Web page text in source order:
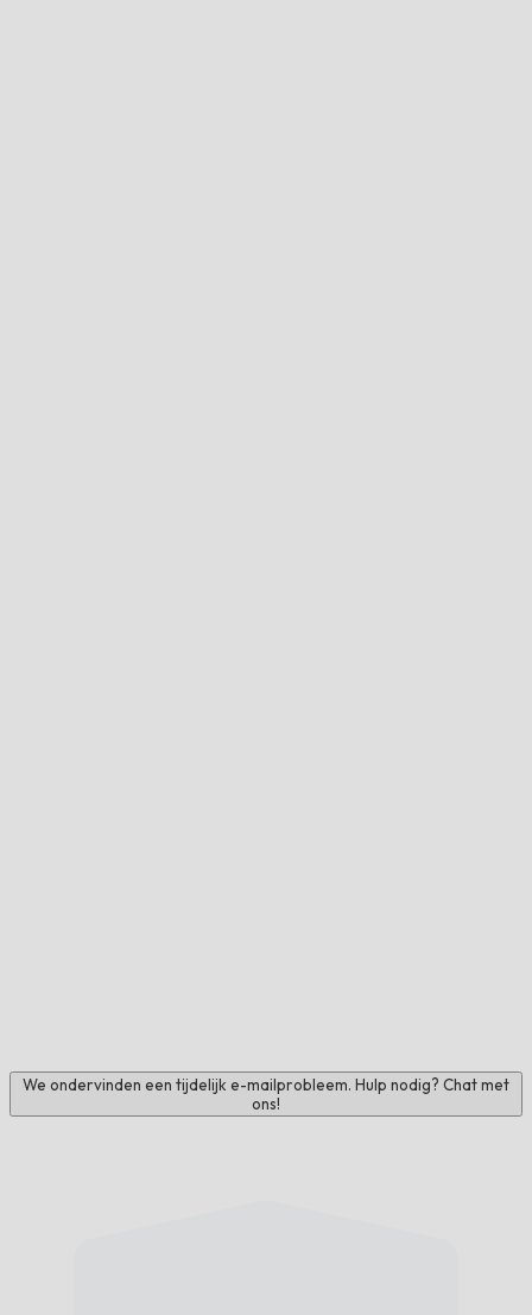
We ondervinden een tijdelijk e-mailprobleem. Hulp nodig? Chat met
ons!